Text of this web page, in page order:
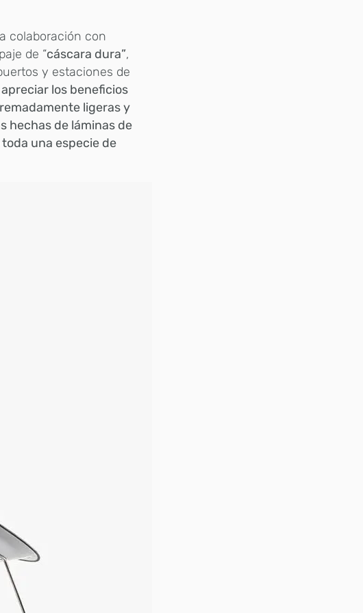
colaboración con
de “cáscara dura”,
y estaciones de
los beneficios
ligeras y
hechas de láminas de
una especie de